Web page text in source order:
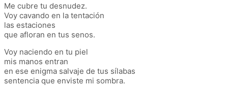
Me cubre tu desnudez.
Voy cavando en la tentación
las estaciones
que afloran en tus senos.
Voy naciendo en tu piel
mis manos entran
en ese enigma salvaje de tus sílabas
sentencia que enviste mi sombra.